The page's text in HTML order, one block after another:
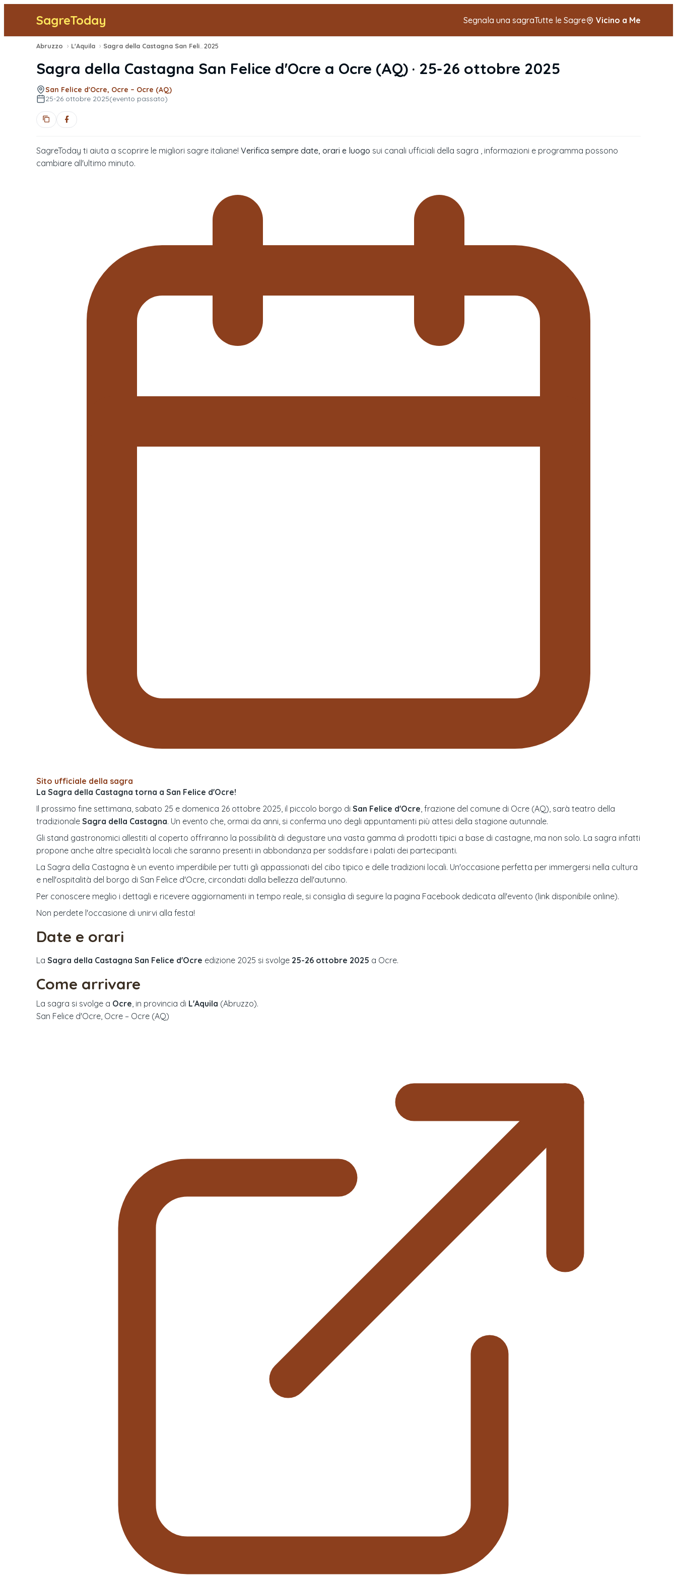
SagreToday Segnala una sagraTutte le Sagre Vicino a Me
Abruzzo › L'Aquila › 2025
Sagra della Castagna San Felice d'Ocre a Ocre (AQ) · 25-26 ottobre 2025
San Felice d'Ocre, Ocre – Ocre (AQ)
25-26 ottobre 2025(evento passato)
SagreToday ti aiuta a scoprire le migliori sagre italiane! Verifica sempre date, orari e luogo sui canali ufficiali della sagra , informazioni e programma possono
cambiare all'ultimo minuto.
Sito ufficiale della sagra
La Sagra della Castagna torna a San Felice d'Ocre!
Il prossimo fine settimana, sabato 25 e domenica 26 ottobre 2025, il piccolo borgo di San Felice d'Ocre , frazione del comune di Ocre (AQ), sarà teatro della
tradizionale Sagra della Castagna. Un evento che, ormai da anni, si conferma uno degli appuntamenti più attesi della stagione autunnale.
Gli stand gastronomici allestiti al coperto offriranno la possibilità di degustare una vasta gamma di prodotti tipici a base di castagne, ma non solo. La sagra infatti
propone anche altre specialità locali che saranno presenti in abbondanza per soddisfare i palati dei partecipanti.
La Sagra della Castagna è un evento imperdibile per tutti gli appassionati del cibo tipico e delle tradizioni locali. Un'occasione perfetta per immergersi nella cultura
e nell'ospitalità del borgo di San Felice d'Ocre, circondati dalla bellezza dell'autunno.
Per conoscere meglio i dettagli e ricevere aggiornamenti in tempo reale, si consiglia di seguire la pagina Facebook dedicata all'evento (link disponibile online).
Non perdete l'occasione di unirvi alla festa!
Date e orari
La Sagra della Castagna San Felice d'Ocre edizione 2025 si svolge 25-26 ottobre 2025 a Ocre.
Come arrivare
La sagra si svolge a Ocre , in provincia di L'Aquila (Abruzzo).
San Felice d'Ocre, Ocre – Ocre (AQ)